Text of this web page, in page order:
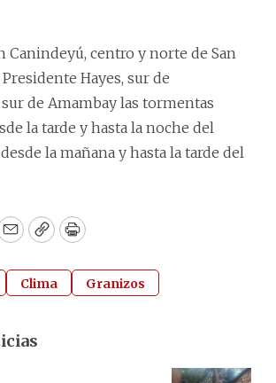
Canindeyú, centro y norte de San
Hayes, sur de
de Amambay las tormentas
la tarde y hasta la noche del
la mañana y hasta la tarde del
EmailCopyPrint
Clima Granizos